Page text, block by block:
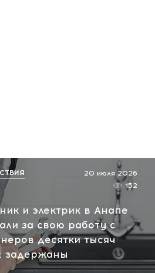
и электрик в Анапе
за свою работу с
десятки тысяч
задержаны
20 июля 2026
152